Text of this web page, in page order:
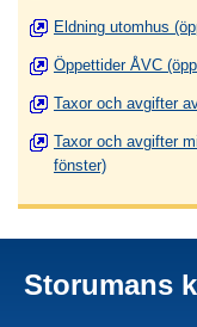
Eldning utomhus
Öppettider ÅVC
Taxor och avgifter
Taxor och avgifter
fönster)
Storumans